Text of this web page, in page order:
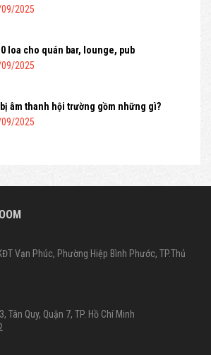
2025
loa cho quán bar, lounge, pub
2025
âm thanh hội trường gồm những gì?
2025
Vạn Phúc, Phường Hiệp Bình Phước, TP.Thủ
Quy, Quận 7, TP. Hồ Chí Minh